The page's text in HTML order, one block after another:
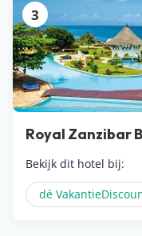
3
Royal Zanzibar
Bekijk dit hotel bij:
dé